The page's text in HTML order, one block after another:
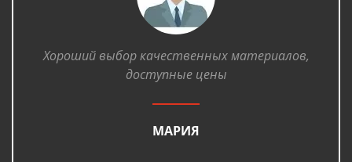
Хороший выбор качественных материалов,
доступные цены
МАРИЯ